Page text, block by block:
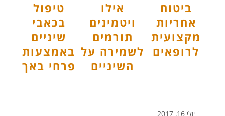
ביטוח
אחריות
מקצועית
לרופאים
יולי 16, 2017
אילו
ויטמינים
תורמים
לשמירה על
השיניים
טיפול
בכאבי
שיניים
באמצעות
פרחי באך